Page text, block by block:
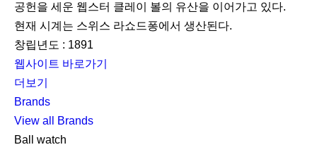
공헌을 세운 웹스터 클레이 볼의 유산을 이어가고 있다.
현재 시계는 스위스 라쇼드퐁에서 생산된다.
창립년도 : 1891
웹사이트 바로가기
더보기
Brands
View all Brands
Ball watch